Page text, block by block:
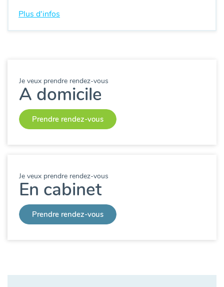
Plus d'infos
Je veux prendre rendez-vous
A domicile
Prendre rendez-vous
Je veux prendre rendez-vous
En cabinet
Prendre rendez-vous